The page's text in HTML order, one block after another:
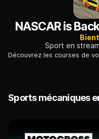
NASCAR is Back
Sport en
Sports mécaniques